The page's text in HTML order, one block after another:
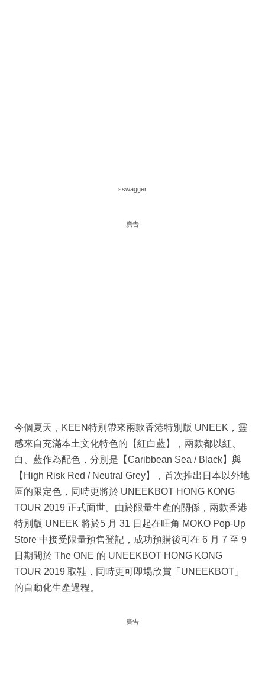
sswagger
廣告
今個夏天，KEEN特別帶來兩款香港特別版 UNEEK，靈
感來自充滿本土文化特色的【紅白藍】，兩款都以紅、
白、藍作為配色，分別是【Caribbean Sea / Black】與
【High Risk Red / Neutral Grey】，首次推出日本以外地
區的限定色，同時更將於 UNEEKBOT HONG KONG
TOUR 2019 正式面世。由於限量生產的關係，兩款香港
特別版 UNEEK 將於5 月 31 日起在旺角 MOKO Pop-Up
Store 中接受限量預售登記，成功預購後可在 6 月 7 至 9
日期間於 The ONE 的 UNEEKBOT HONG KONG
TOUR 2019 取鞋，同時更可即場欣賞「UNEEKBOT」
的自動化生產過程。
廣告